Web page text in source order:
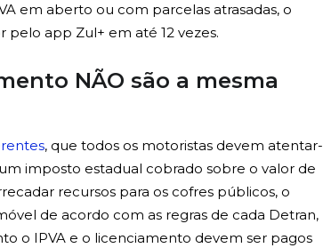
em aberto ou com parcelas atrasadas, o
app Zul+ em até 12 vezes.
NÃO são a mesma
, que todos os motoristas devem atentar-
imposto estadual cobrado sobre o valor de
recursos para os cofres públicos, o
de acordo com as regras de cada Detran,
o IPVA e o licenciamento devem ser pagos